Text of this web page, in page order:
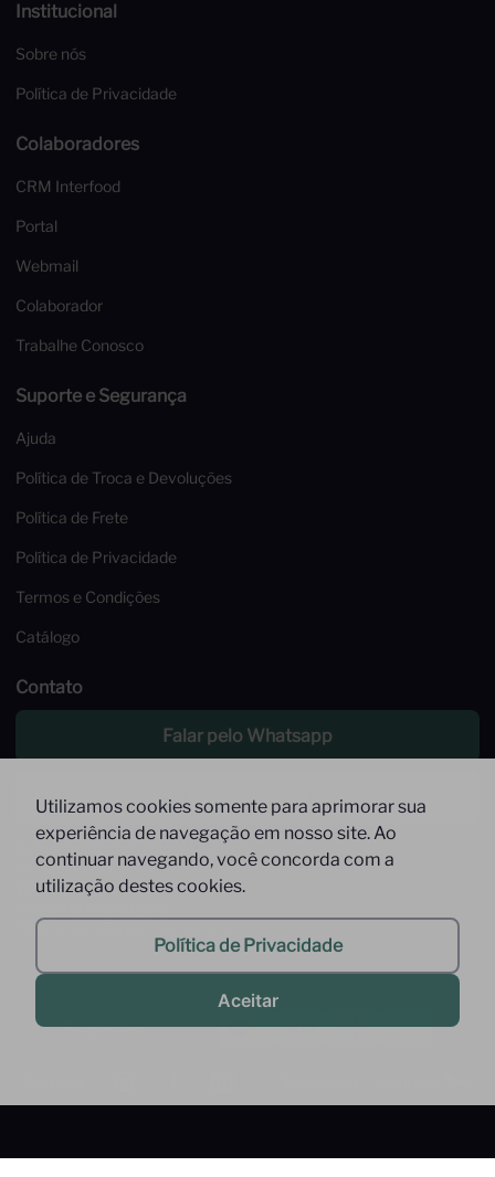
Utilizamos cookies somente para aprimorar sua
experiência de navegação em nosso site. Ao
continuar navegando, você concorda com a
utilização destes cookies.
Política de Privacidade
Aceitar
Institucional
Sobre nós
Política de Privacidade
Colaboradores
CRM Interfood
Portal
Webmail
Colaborador
Trabalhe Conosco
Suporte e Segurança
Ajuda
Política de Troca e Devoluções
Política de Frete
Política de Privacidade
Termos e Condições
Catálogo
Contato
Falar pelo Whatsapp
Enviar um email
Atendimento de Segunda à Sexta,
das 09 às 17h
Whatsapp: (11) 9 9278-9369
faleconosco@interfood.com.br
Pague com